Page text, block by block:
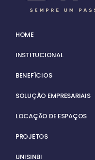
HOME
INSTITUCIONAL
BENEFÍCIOS
SOLUÇÃO EMPRESARIAIS
LOCAÇÃO DE ESPAÇOS
PROJETOS
UNISINBI